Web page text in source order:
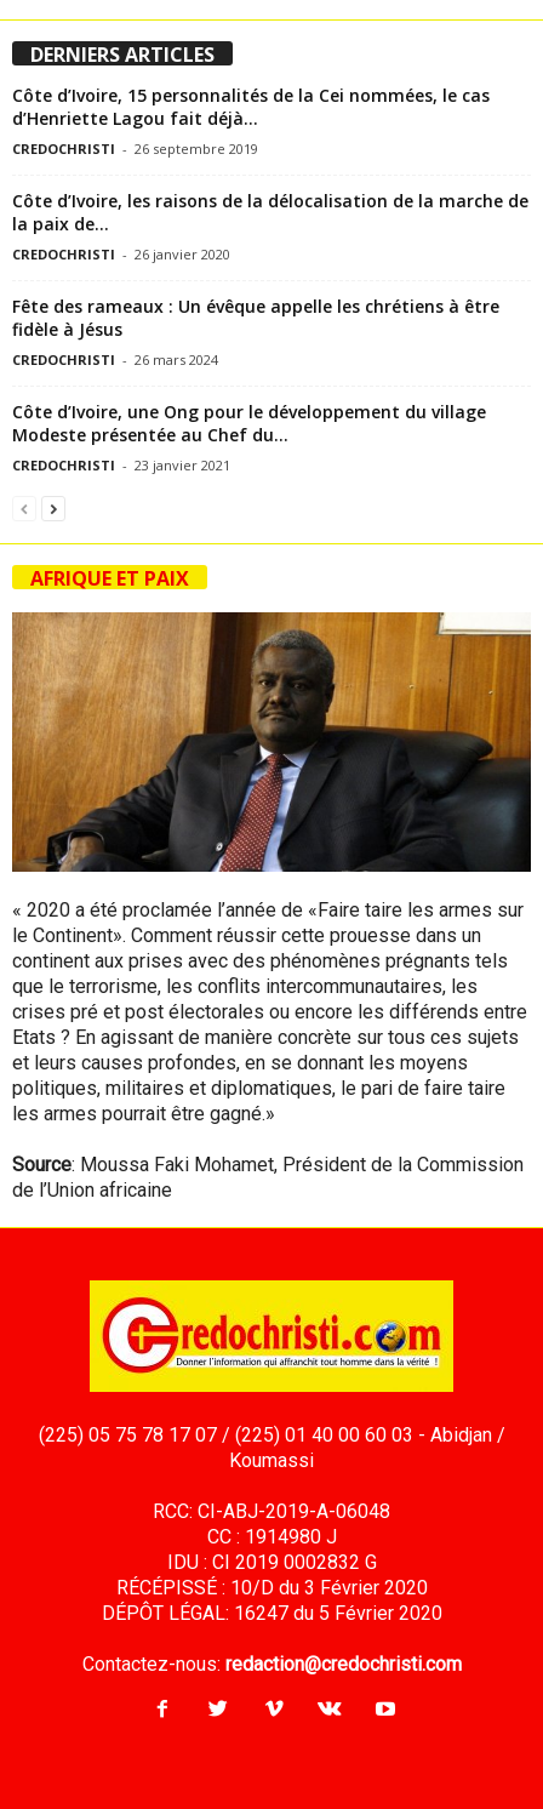
DERNIERS ARTICLES
Côte d’Ivoire, 15 personnalités de la Cei nommées, le cas
d’Henriette Lagou fait déjà...
CREDOCHRISTI - 26 septembre 2019
Côte d’Ivoire, les raisons de la délocalisation de la marche de
la paix de...
CREDOCHRISTI - 26 janvier 2020
Fête des rameaux : Un évêque appelle les chrétiens à être
fidèle à Jésus
CREDOCHRISTI - 26 mars 2024
Côte d’Ivoire, une Ong pour le développement du village
Modeste présentée au Chef du...
CREDOCHRISTI - 23 janvier 2021
AFRIQUE ET PAIX
« 2020 a été proclamée l’année de «Faire taire les armes sur
le Continent». Comment réussir cette prouesse dans un
continent aux prises avec des phénomènes prégnants tels
que le terrorisme, les conflits intercommunautaires, les
crises pré et post électorales ou encore les différends entre
Etats ? En agissant de manière concrète sur tous ces sujets
et leurs causes profondes, en se donnant les moyens
politiques, militaires et diplomatiques, le pari de faire taire
les armes pourrait être gagné.»
Source: Moussa Faki Mohamet, Président de la Commission
de l’Union africaine
(225) 05 75 78 17 07 / (225) 01 40 00 60 03 - Abidjan /
Koumassi
RCC: CI-ABJ-2019-A-06048
CC : 1914980 J
IDU : CI 2019 0002832 G
RÉCÉPISSÉ : 10/D du 3 Février 2020
DÉPÔT LÉGAL: 16247 du 5 Février 2020
Contactez-nous: redaction@credochristi.com